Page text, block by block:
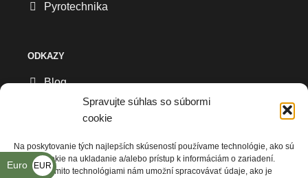
Spravujte súhlas so súbormi
cookie
Na poskytovanie tých najlepších skúseností používame technológie, ako sú
súbory cookie na ukladanie a/alebo prístup k informáciám o zariadení.
Súhlas s týmito technológiami nám umožní spracovávať údaje, ako je
Pyrotechnika
ODKAZY
Blog
Všeobecné obchodné podmienky
Ochrana osobných údajov
Euro
EUR